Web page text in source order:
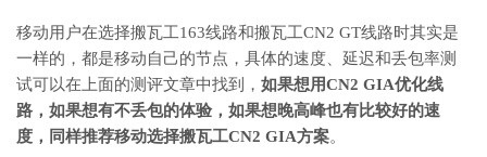
移动用户在选择搬瓦工163线路和搬瓦工CN2 GT线路时其实是
一样的，都是移动自己的节点，具体的速度、延迟和丢包率测
试可以在上面的测评文章中找到， 如果想用CN2 GIA优化线
路，如果想有不丢包的体验，如果想晚高峰也有比较好的速
度，同样推荐移动选择搬瓦工CN2 GIA方案。